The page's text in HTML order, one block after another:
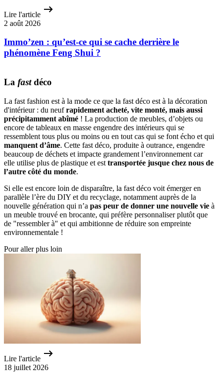
Lire l'article
2 août 2026
Immo’zen : qu’est-ce qui se cache derrière le
phénomène Feng Shui ?
La fastdéco
La fast fashion est à la mode ce que la fast déco est à la décoration
d'intérieur : du neufrapidement acheté, vite monté, mais aussi
précipitamment abîmé ! La production de meubles, d’objets ou
encore de tableaux en masse engendre des intérieurs qui se
ressemblent tous plus ou moins ou en tout cas qui se font écho et qui
manquent d’âme. Cette fast déco, produite à outrance, engendre
beaucoup de déchets et impacte grandement l’environnement car
elle utilise plus de plastique et est transportée jusque chez nous de
l’autre côté du monde.
Si elle est encore loin de disparaître, la fast déco voit émerger en
parallèle l’ère du DIY et du recyclage, notamment auprès de la
nouvelle génération qui n’a pas peur de donner une nouvelle vie à
un meuble trouvé en brocante, qui préfère personnaliser plutôt que
de "ressembler à" et qui ambitionne de réduire son empreinte
environnementale !
Pour aller plus loin
Lire l'article
18 juillet 2026